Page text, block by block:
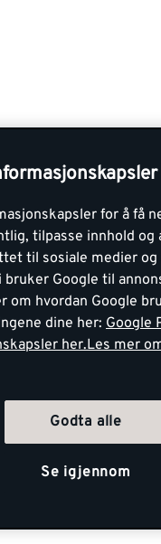
for å få
tilpasse innhold og
til sosiale medier og
bruker Google til
om hvordan Google
dine her: Google
her.Les mer
Godta alle
Se igjennom